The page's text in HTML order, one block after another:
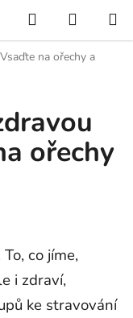
Hledat
KOŠÍK
na ořechy a
ořechy
co jíme,
i zdraví,
ke stravování